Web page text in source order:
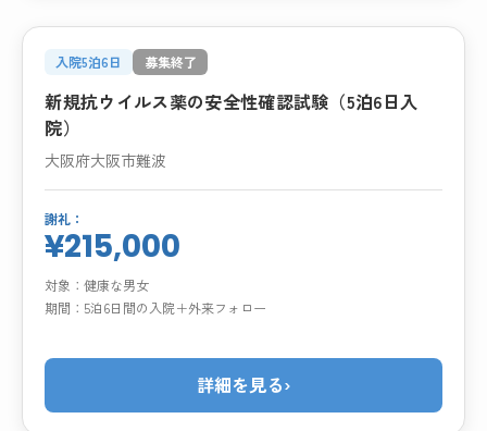
入院5泊6日 募集終了
新規抗ウイルス薬の安全性確認試験（5泊6日入
院）
大阪府大阪市難波
謝礼：
¥215,000
対象：健康な男女
期間： 5泊6日間の入院＋外来フォロー
詳細を見る›